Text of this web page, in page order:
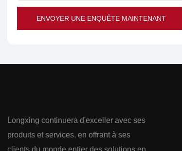
ENVOYER UNE ENQUÊTE MAINTENANT
Longxing continuera d'exceller avec ses
produits et services, en offrant à ses
clients du monde entier des solutions en